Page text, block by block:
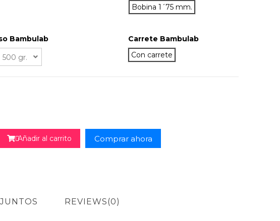
Bobina 1´75 mm.
Bambulab
Carrete Bambulab
Con carrete

Añadir al carrito Comprar ahora
REVIEWS(0)